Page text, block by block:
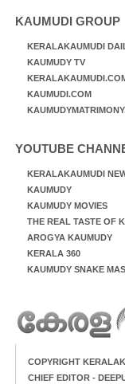
KAUMUDI GROUP
KERALAKAUMUDI
KAUMUDY TV
KAUMUDI.COM
YOUTUBE
KERALAKAUMUDI
KAUMUDY
KAUMUDY MOVIES
THE REAL TASTE OF
AROGYA KAUMUDY
KERALA 360
KAUMUDY SNAKE
COPYRIGHT
CHIEF EDITOR -